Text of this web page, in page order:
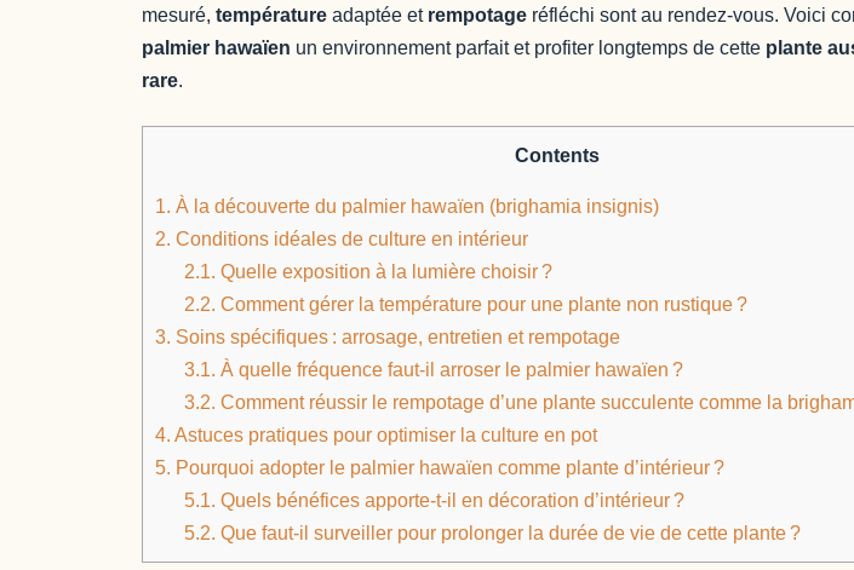
mesuré,température adaptée et rempotage réfléchi sont au rendez-vous. Voici
palmier hawaïen un environnement parfait et profiter longtemps de cette plante
rare.
Contents
1. À la découverte du palmier hawaïen (brighamia insignis)
2. Conditions idéales de culture en intérieur
2.1. Quelle exposition à la lumière choisir ?
2.2. Comment gérer la température pour une plante non rustique ?
3. Soins spécifiques : arrosage, entretien et rempotage
3.1. À quelle fréquence faut-il arroser le palmier hawaïen ?
3.2. Comment réussir le rempotage d’une plante succulente comme la
4. Astuces pratiques pour optimiser la culture en pot
5. Pourquoi adopter le palmier hawaïen comme plante d’intérieur ?
5.1. Quels bénéfices apporte-t-il en décoration d’intérieur ?
5.2. Que faut-il surveiller pour prolonger la durée de vie de cette plante ?